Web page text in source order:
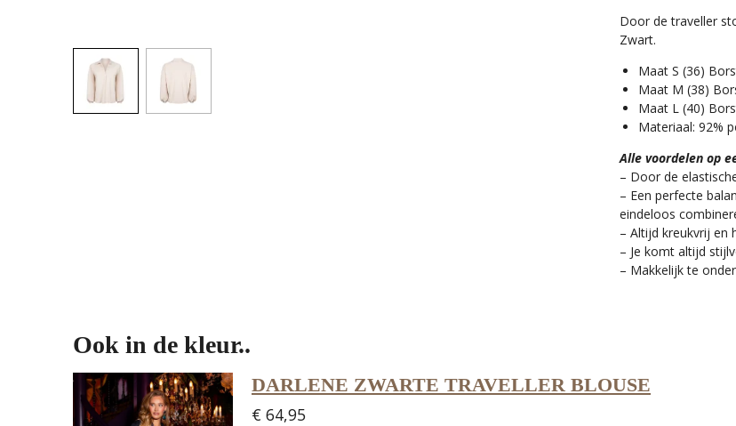
Door de traveller
Zwart.
Maat S (36)
Maat M (38)
Maat L (40)
Materiaal: 92%
Alle voordelen op
– Door de
– Een perfecte
eindeloos
– Altijd kreukvrij en
– Je komt altijd
– Makkelijk te
Ook in de kleur..
DARLENE ZWARTE TRAVELLER BLOUSE
€ 64,95